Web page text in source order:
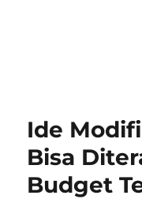
Ide
Bisa
Budget